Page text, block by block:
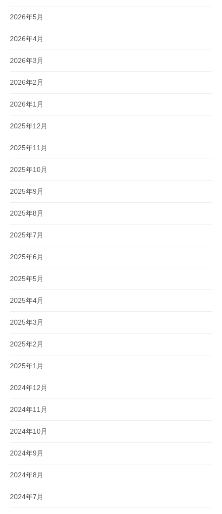
2026年5月
2026年4月
2026年3月
2026年2月
2026年1月
2025年12月
2025年11月
2025年10月
2025年9月
2025年8月
2025年7月
2025年6月
2025年5月
2025年4月
2025年3月
2025年2月
2025年1月
2024年12月
2024年11月
2024年10月
2024年9月
2024年8月
2024年7月